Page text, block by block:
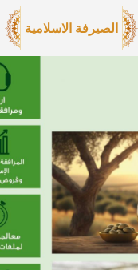
الصيرفة الاسلامية